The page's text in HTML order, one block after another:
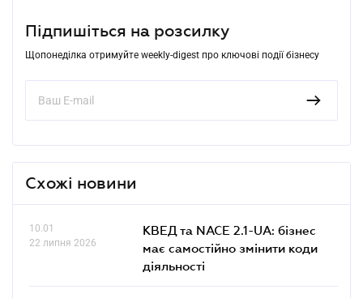
Підпишіться на розсилку
Щопонеділка отримуйте weekly-digest про ключові події бізнесу
Схожі новини
10.01
22 липня 2026
КВЕД та NACE 2.1-UA: бізнес
має самостійно змінити коди
діяльності